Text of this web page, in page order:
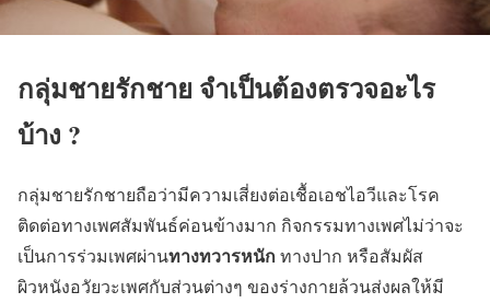
กลุ่มชายรักชาย จำเป็นต้องตรวจอะไร
บ้าง ?
กลุ่มชายรักชายถือว่ามีความเสี่ยงต่อเชื้อเอชไอวีและโรค
ติดต่อทางเพศสัมพันธ์ค่อนข้างมาก กิจกรรมทางเพศไม่ว่าจะ
เป็นการร่วมเพศผ่านทางทวารหนัก ทางปาก หรือสัมผัส
ผิวหนังอวัยวะเพศกับส่วนต่างๆ ของร่างกายล้วนส่งผลให้มี